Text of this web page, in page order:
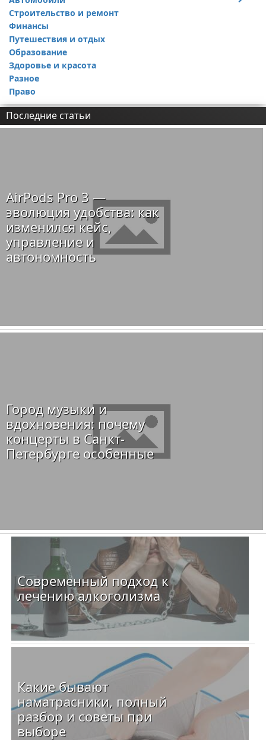
Ремонт авто
Строительство и ремонт
Финансы
Путешествия и отдых
Образование
Здоровье и красота
Разное
Право
Последние статьи
AirPods Pro 3 —
эволюция удобства: как
изменился кейс,
управление и
автономность
Город музыки и
вдохновения: почему
концерты в Санкт-
Петербурге особенные
Современный подход к
лечению алкоголизма
Какие бывают
наматрасники, полный
разбор и советы при
выборе